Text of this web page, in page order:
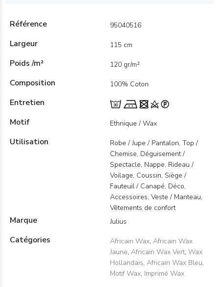
Référence 95040516
Largeur 115 cm
Poids /m² 120 gr/m²
Composition 100% Coton
Entretien
Motif
Ethnique / Wax
Utilisation
Robe / Jupe / Pantalon, Top /
Chemise, Déguisement /
Spectacle, Nappe, Rideau /
Voilage, Coussin, Siège /
Fauteuil / Canapé, Déco,
Accessoires, Veste / Manteau,
Vêtements de confort
Marque Julius
Catégories Africain Wax, Africain Wax
Jaune, Africain Wax Vert, Wax
Hollandais, Africain Wax Bleu,
Motif Wax, Imprimé Wax